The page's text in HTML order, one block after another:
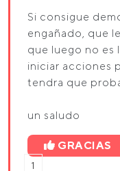
Si consigue
engañado, que
que luego no es
iniciar acciones
tendra que
un saludo
GRACIAS
1